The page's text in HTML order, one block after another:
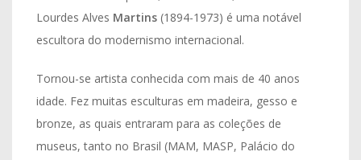
Lourdes Alves Martins (1894-1973) é uma notável
escultora do modernismo internacional.
Tornou-se artista conhecida com mais de 40 anos
idade. Fez muitas esculturas em madeira, gesso e
bronze, as quais entraram para as coleções de
museus, tanto no Brasil (MAM, MASP, Palácio do